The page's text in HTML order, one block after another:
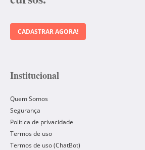
CADASTRAR AGORA!
Institucional
Quem Somos
Segurança
Política de privacidade
Termos de uso
Termos de uso (ChatBot)